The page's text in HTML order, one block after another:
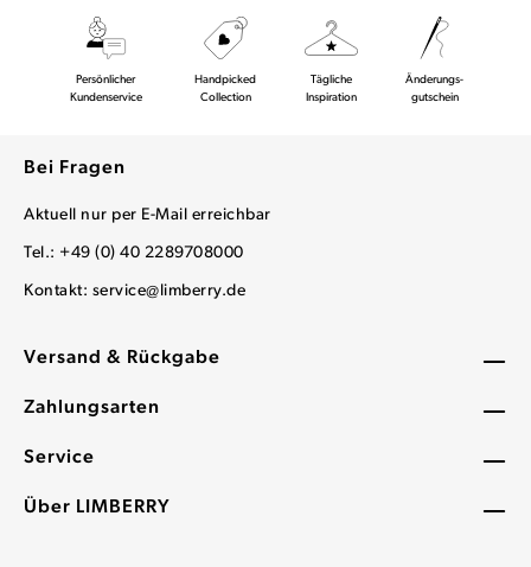
Versand & Rückgabe
Zahlungsarten
Service
Über LIMBERRY
Persönlicher
Kundenservice
Handpicked
Collection
Tägliche
Inspiration
Änderungs-
gutschein
Bei Fragen
Aktuell nur per E-Mail erreichbar
Tel.: +49 (0) 40 2289708000
Kontakt: service@limberry.de